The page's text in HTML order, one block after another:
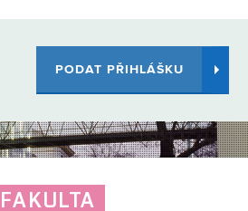
PODAT PŘIHLÁŠKU
FAKULTA